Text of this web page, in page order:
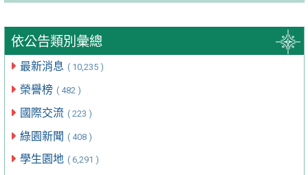
依公告類別彙總
最新消息 ( 10,235 )
榮譽榜 ( 482 )
國際交流 ( 223 )
綠園新聞 ( 408 )
學生園地 ( 6,291 )